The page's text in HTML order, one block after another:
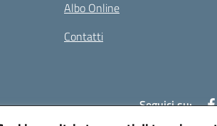
Albo Online
Contatti
Seguici su: